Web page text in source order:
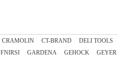
CRAMOLIN CT-BRAND DELI TOOLS
FNIRSI GARDENA GEHOCK GEYER